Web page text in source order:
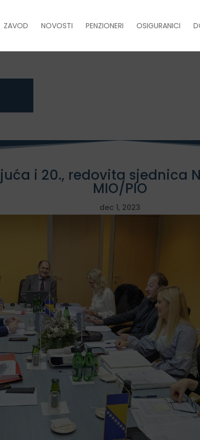
ZAVOD NOVOSTI PENZIONERI OSIGURANICI
i 20., redovita sjednica
MIO/PIO
dec 1, 2023